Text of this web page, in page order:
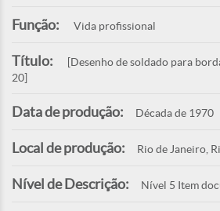
Função: Vida profissional
Título:
[Desenho de soldado para
20]
Data de produção: Década de 1970
Local de produção: Rio de Janeiro,
Nível de Descrição: Nível 5 Item